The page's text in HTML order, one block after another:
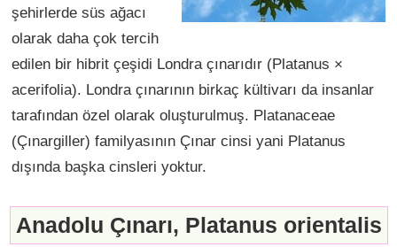
şehirlerde süs ağacı
olarak daha çok tercih
edilen bir hibrit çeşidi Londra çınarıdır (Platanus ×
acerifolia). Londra çınarının birkaç kültivarı da insanlar
tarafından özel olarak oluşturulmuş. Platanaceae
(Çınargiller) familyasının Çınar cinsi yani Platanus
dışında başka cinsleri yoktur.
Anadolu Çınarı, Platanus orientalis